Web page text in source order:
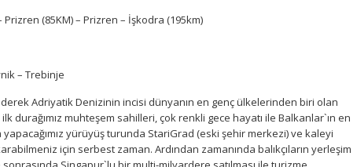
(85KM) – Prizren – İşkodra (195km)
– Trebinje
Adriyatik Denizinin incisi dünyanın en genç ülkelerinden biri olan
durağımız muhteşem sahilleri, çok renkli gece hayatı ile Balkanlar`ın en
yürüyüş turunda StariGrad (eski şehir merkezi) ve kaleyi
için serbest zaman. Ardından zamanında balıkçıların yerleşim